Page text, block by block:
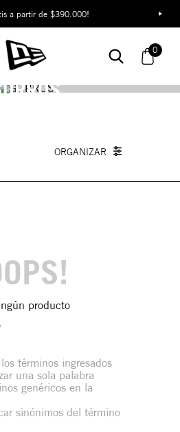
a partir de $390.000!
0
producto
términos ingresados
una sola palabra
genéricos en la
sinónimos del término